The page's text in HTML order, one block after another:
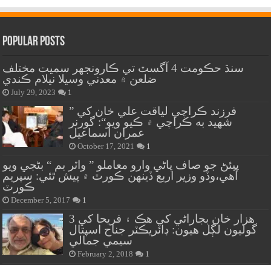
Popular Posts
سنڌ حڪومت 4 آگسٽ تي ڪارونجهر سميت مختلف
ضلعن ۾ معدني وسيلا نيلام ڪندي
July 29, 2023 1
” فرزند ڪراچي لياقت علي خان کي
شهيد به ڪراچي ۾ ڪيو ويو“: گورنر
عمران اسماعيل
October 17, 2021 1
پيئڻ جو صاف پاڻي وارو معاملو ” واٽر بم “ بڻجي ويو
آهي،وڏو وزير اربع ڏينهن ڪورٽ ۾ پيش ٿئي: سپريم
ڪورٽ
December 5, 2017 1
هزار خان بجاراڻي کي هڪ ۽ فريحا کي 3
گوليون لڳل هيون: ڊائريڪٽر جناح اسپتال
سيمي جمالي
February 2, 2018 1